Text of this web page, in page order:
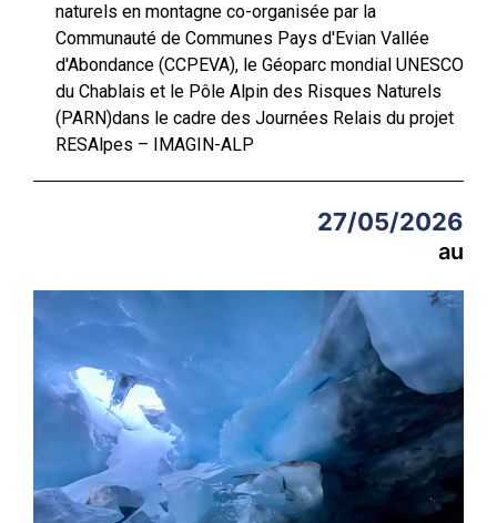
naturels en montagne co-organisée par la
Communauté de Communes Pays d'Evian Vallée
d'Abondance (CCPEVA), le Géoparc mondial UNESCO
du Chablais et le Pôle Alpin des Risques Naturels
(PARN)dans le cadre des Journées Relais du projet
RESAlpes – IMAGIN-ALP
27/05/2026
au